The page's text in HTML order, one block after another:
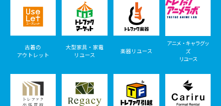
古着の
アウトレット
大型家具・家電
リユース
楽器リユース
アニメ・キャラグッ
ズ
リユース